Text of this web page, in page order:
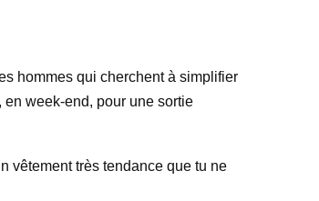
hommes qui cherchent à simplifier
en week-end, pour une sortie
vêtement très tendance que tu ne